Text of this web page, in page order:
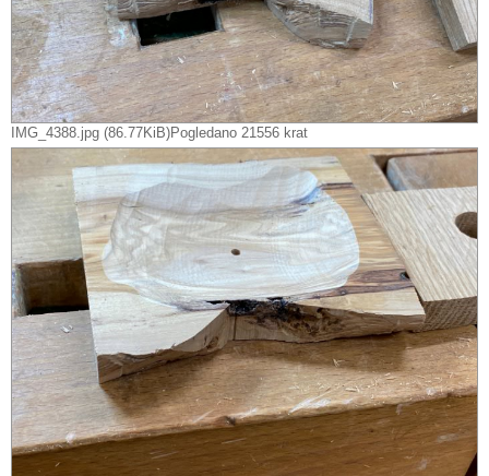
IMG_4388.jpg (86.77KiB)Pogledano 21556 krat